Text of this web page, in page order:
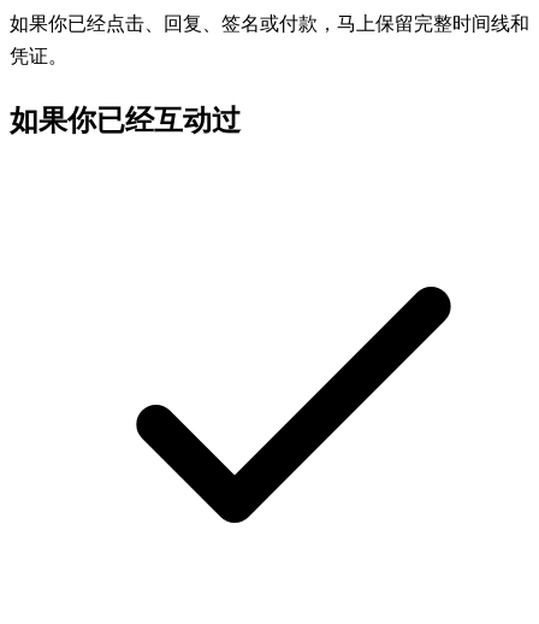
如果你已经点击、回复、签名或付款，马上保留完整时间线和
凭证。
如果你已经互动过